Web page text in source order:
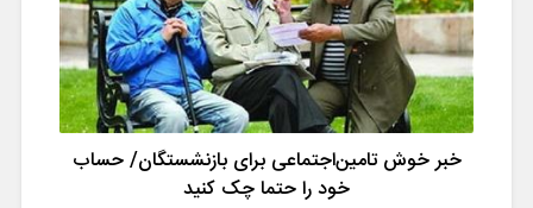
خبر خوش تامین‌اجتماعی برای بازنشستگان/ حساب
خود را حتما چک کنید